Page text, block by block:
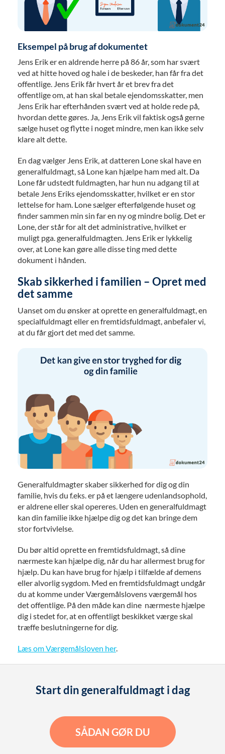
Eksempel på brug af dokumentet
Jens Erik er en aldrende herre på 86 år, som har svært
ved at hitte hoved og hale i de beskeder, han får fra det
offentlige. Jens Erik får hvert år et brev fra det
offentlige om, at han skal betale ejendomsskatter, men
Jens Erik har efterhånden svært ved at holde rede på,
hvordan dette gøres. Ja, Jens Erik vil faktisk også gerne
sælge huset og flytte i noget mindre, men kan ikke selv
klare alt dette.
En dag vælger Jens Erik, at datteren Lone skal have en
generalfuldmagt, så Lone kan hjælpe ham med alt. Da
Lone får udstedt fuldmagten, har hun nu adgang til at
betale Jens Eriks ejendomsskatter, hvilket er en stor
lettelse for ham. Lone sælger efterfølgende huset og
finder sammen min sin far en ny og mindre bolig. Det er
Lone, der står for alt det administrative, hvilket er
muligt pga. generalfuldmagten. Jens Erik er lykkelig
over, at Lone kan gøre alle disse ting med dette
dokument i hånden.
Skab sikkerhed i familien – Opret med
det samme
Uanset om du ønsker at oprette en generalfuldmagt, en
specialfuldmagt eller en fremtidsfuldmagt, anbefaler vi,
at du får gjort det med det samme.
Generalfuldmagter skaber sikkerhed for dig og din
familie, hvis du f.eks. er på et længere udenlandsophold,
er aldrene eller skal opereres. Uden en generalfuldmagt
kan din familie ikke hjælpe dig og det kan bringe dem
stor fortvivlelse.
Du bør altid oprette en fremtidsfuldmagt, så dine
nærmeste kan hjælpe dig, når du har allermest brug for
hjælp. Du kan have brug for hjælp i tilfælde af demens
eller alvorlig sygdom. Med en fremtidsfuldmagt undgår
du at komme under Værgemålslovens værgemål hos
det offentlige. På den måde kan dine nærmeste hjælpe
dig i stedet for, at en offentligt beskikket værge skal
træffe beslutningerne for dig.
Læs om Værgemålsloven her.
Start din generalfuldmagt i dag
SÅDAN GØR DU